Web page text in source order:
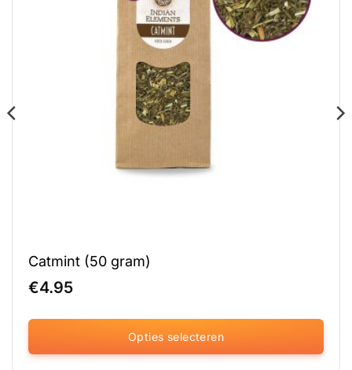
Catmint (50 gram)
€4.95
Opties selecteren
Dit